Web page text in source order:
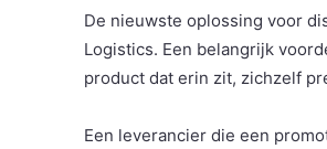
De nieuwste oplossing voor
Logistics. Een belangrijk
product dat erin zit, zichzelf
Een leverancier die een